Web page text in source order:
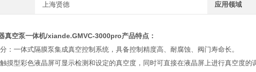
上海贤德 应用领域
真空泵一体机/xiande.GMVC-3000pro产品特点：
：一体式隔膜泵集成真空控制系统，具备控制精度高、耐腐蚀、阀门寿命长。
摸型彩色液晶屏可显示检测和设定的真空度，同时可直接在液晶屏上进行真空度的